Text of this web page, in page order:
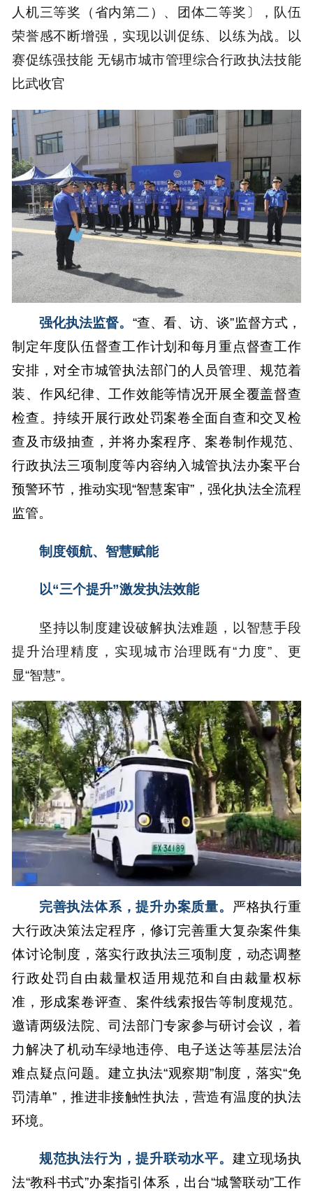
人机三等奖（省内第二）、团体二等奖〕，队伍
荣誉感不断增强，实现以训促练、以练为战。以
赛促练强技能 无锡市城市管理综合行政执法技能
比武收官
强化执法监督。 “查、看、访、谈”监督方式，
制定年度队伍督查工作计划和每月重点督查工作
安排，对全市城管执法部门的人员管理、规范着
装、作风纪律、工作效能等情况开展全覆盖督查
检查。持续开展行政处罚案卷全面自查和交叉检
查及市级抽查，并将办案程序、案卷制作规范、
行政执法三项制度等内容纳入城管执法办案平台
预警环节，推动实现“智慧案审”，强化执法全流程
监管。
制度领航、智慧赋能
以“三个提升”激发执法效能
坚持以制度建设破解执法难题，以智慧手段
提升治理精度，实现城市治理既有“力度”、更
显“智慧”。
完善执法体系，提升办案质量。
严格执行重
大行政决策法定程序，修订完善重大复杂案件集
体讨论制度，落实行政执法三项制度，动态调整
行政处罚自由裁量权适用规范和自由裁量权标
准，形成案卷评查、案件线索报告等制度规范。
邀请两级法院、司法部门专家参与研讨会议，着
力解决了机动车绿地违停、电子送达等基层法治
难点疑点问题。建立执法“观察期”制度，落实“免
罚清单”，推进非接触性执法，营造有温度的执法
环境。
规范执法行为，提升联动水平。 建立现场执
法“教科书式”办案指引体系，出台“城警联动”工作